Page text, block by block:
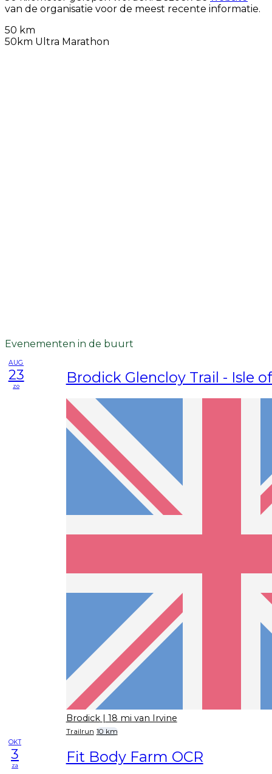
van de organisatie voor de meest recente informatie.
50 km
50km Ultra Marathon
Evenementen in de buurt
AUG
23
zo Brodick Glencloy Trail - Isle
Brodick | 18 mi van Irvine
Trailrun 10 km
OKT
3
za Fit Body Farm OCR